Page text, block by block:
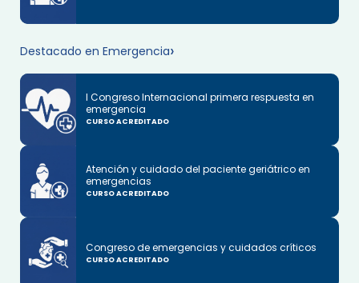
Destacado en Emergencia
I Congreso Internacional primera respuesta en
emergencia
CURSO ACREDITADO
Atención y cuidado del paciente geriátrico en
emergencias
CURSO ACREDITADO
Congreso de emergencias y cuidados críticos
CURSO ACREDITADO